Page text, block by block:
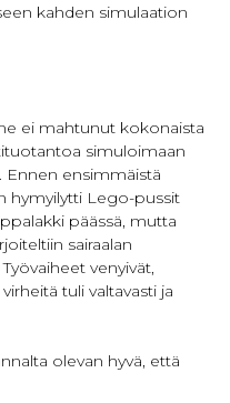
kahden simulaation
ei mahtunut kokonaista
simuloimaan
Ennen ensimmäistä
hymyilytti Lego-pussit
päässä, mutta
sairaalan
venyivät,
tuli valtavasti ja
olevan hyvä, että